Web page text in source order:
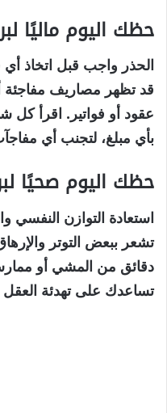
حظك اليوم ماليًا
الحذر واجب قبل اتخاذ أي
قد تظهر مصاريف
عقود أو فواتير. اقرأ كل
بأي مبلغ، لتجنب أي
حظك اليوم صحيًا
استعادة التوازن النفسي
تشعر ببعض التوتر
دقائق من المشي أو
تساعدك على تهدئة العقل